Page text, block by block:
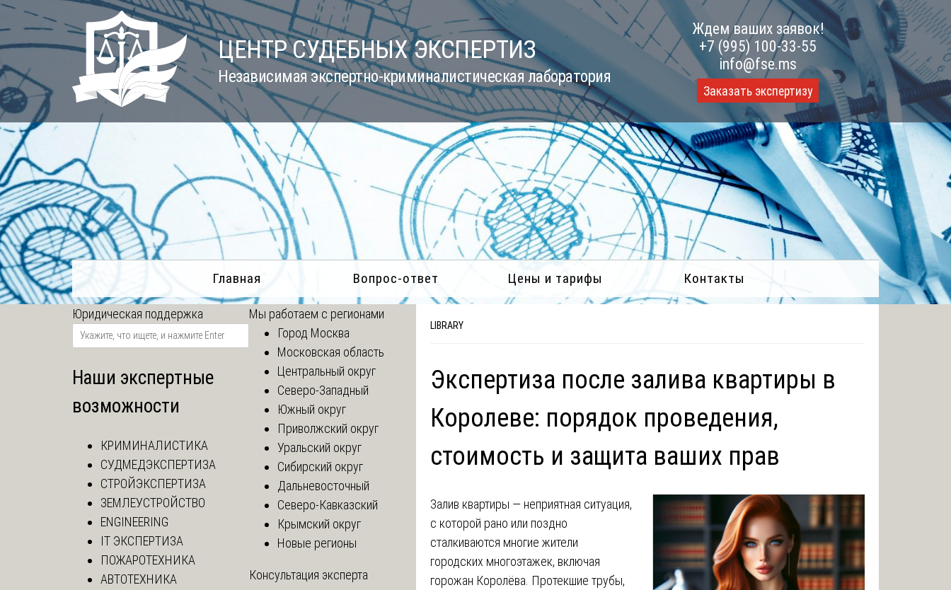
Skip
to
content
ЦЕНТР СУДЕБНЫХ ЭКСПЕРТИЗ
Независимая экспертно-криминалистическая лаборатория
Ждем ваших заявок!
+7 (995) 100-33-55
info@fse.ms
Заказать экспертизу
Главная Вопрос-ответ Цены и тарифы Контакты
LIBRARY
Экспертиза после залива квартиры в
Королеве: порядок проведения,
стоимость и защита ваших прав
Залив квартиры — неприятная ситуация,
с которой рано или поздно
сталкиваются многие жители
городских многоэтажек, включая
горожан Королёва. Протекшие трубы,
Юридическая поддержка
Наши экспертные
возможности
КРИМИНАЛИСТИКА
СУДМЕДЭКСПЕРТИЗА
СТРОЙЭКСПЕРТИЗА
ЗЕМЛЕУСТРОЙСТВО
ENGINEERING
IT ЭКСПЕРТИЗА
ПОЖАРОТЕХНИКА
АВТОТЕХНИКА
Мы работаем с регионами
Город Москва
Московская область
Центральный округ
Северо-Западный
Южный округ
Приволжский округ
Уральский округ
Сибирский округ
Дальневосточный
Северо-Кавказский
Крымский округ
Новые регионы
Консультация эксперта